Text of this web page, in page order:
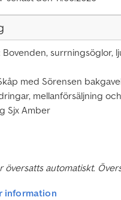
Bovenden, surrningsöglor,
med Sörensen
mellanförsäljning
Sjx Amber
översatts automatiskt.
information